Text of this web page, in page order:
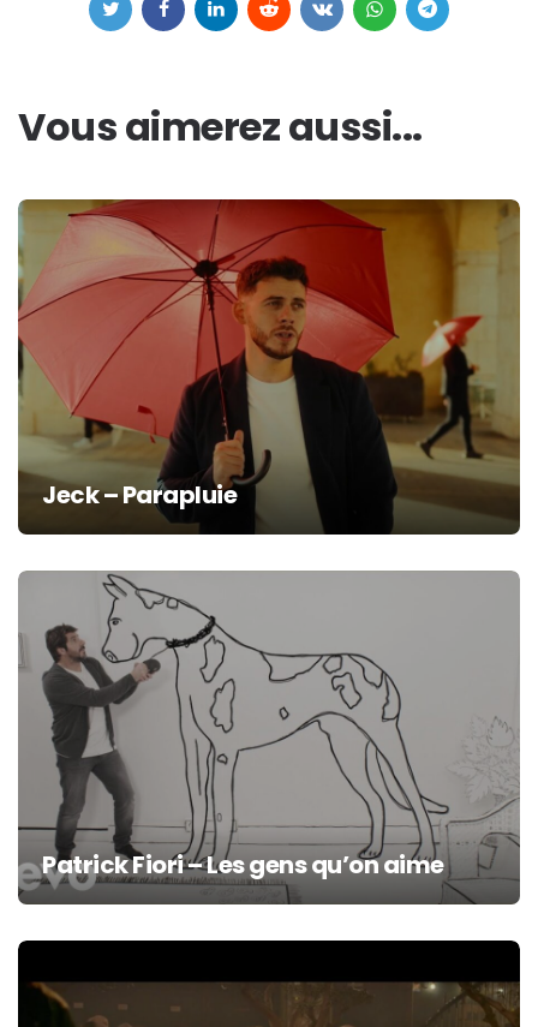
Vous aimerez aussi...
Jeck – Parapluie
Patrick Fiori – Les gens qu’on aime